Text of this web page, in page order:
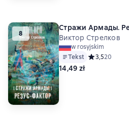
8
Стражи Армады.
Виктор Стрелков
w rosyjskim
Tekst Средний
3,520
14,49 zł